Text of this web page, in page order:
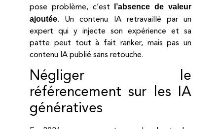
pose problème, c’est
l’absence de valeur
ajoutée. Un contenu IA retravaillé par un
expert qui y injecte son expérience et sa
patte peut tout à fait ranker, mais pas un
contenu IA publié sans retouche.
Négliger le
référencement sur les IA
génératives